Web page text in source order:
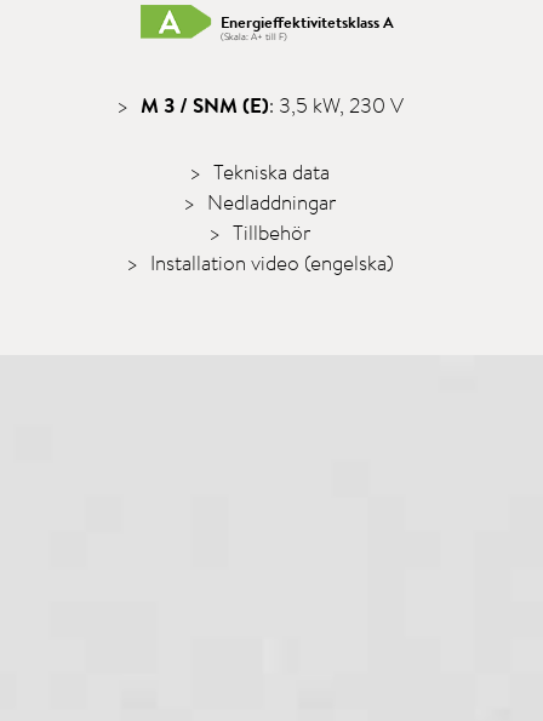
Energieffektivitetsklass A
(Skala: A+ till F)
M 3 / SNM (E): 3,5 kW, 230 V
Tekniska data
Nedladdningar
Tillbehör
Installation video (engelska)